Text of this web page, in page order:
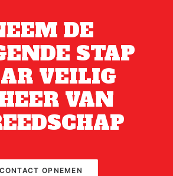
DE
STAP
VEILIG
VAN
CONTACT OPNEMEN